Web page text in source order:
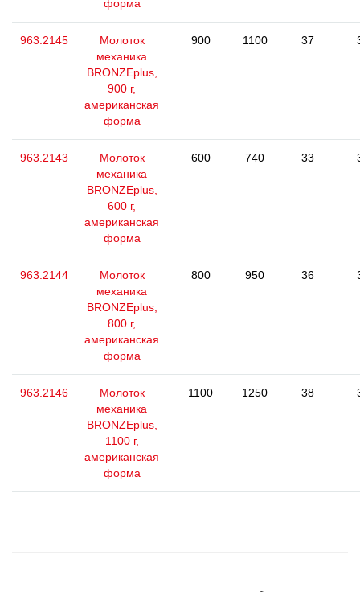
форма
963.2145
Молоток
механика
BRONZEplus,
900 г,
американская
форма
900 1100 37
963.2143
Молоток
механика
BRONZEplus,
600 г,
американская
форма
600 740 33
963.2144
Молоток
механика
BRONZEplus,
800 г,
американская
форма
800 950 36
963.2146
Молоток
механика
BRONZEplus,
1100 г,
американская
форма
1100 1250 38